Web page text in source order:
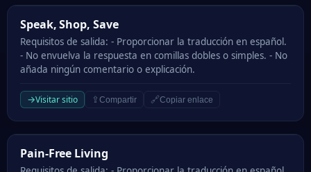
Speak, Shop, Save
Speak, Shop, Save
Requisitos de salida: - Proporcionar la traducción en español.
- No envuelva la respuesta en comillas dobles o simples. - No
añada ningún comentario o explicación.
→Visitar sitio ⇪ Compartir 🔗Copiar enlace
Pain-Free Living
Pain-Free Living